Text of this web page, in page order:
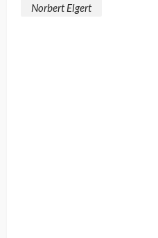
Norbert Elgert